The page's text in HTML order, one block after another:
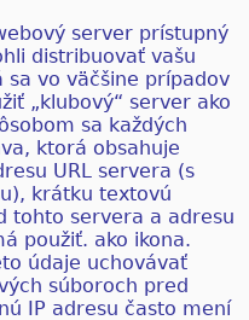
server prístupný
distribuovať vašu
vo väčšine prípadov
„klubový“ server ako
sa každých
ktorá obsahuje
URL servera (s
krátku textovú
tohto servera a adresu
použiť. ako ikona.
údaje uchovávať
súboroch pred
IP adresu často mení